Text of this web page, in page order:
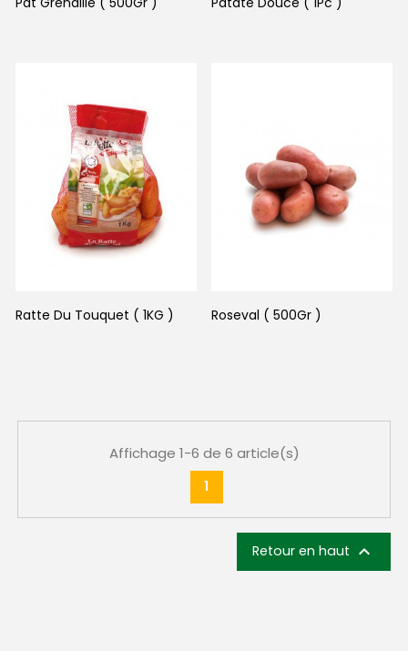
Ratte Du Touquet ( 1KG ) Roseval ( 500Gr )
Affichage 1-6 de 6 article(s)
1
Retour en haut 